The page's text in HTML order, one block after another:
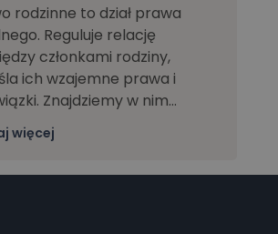
rodzinne to dział prawa
Reguluje relację
członkami rodziny,
ich wzajemne prawa i
Znajdziemy w nim…
więcej